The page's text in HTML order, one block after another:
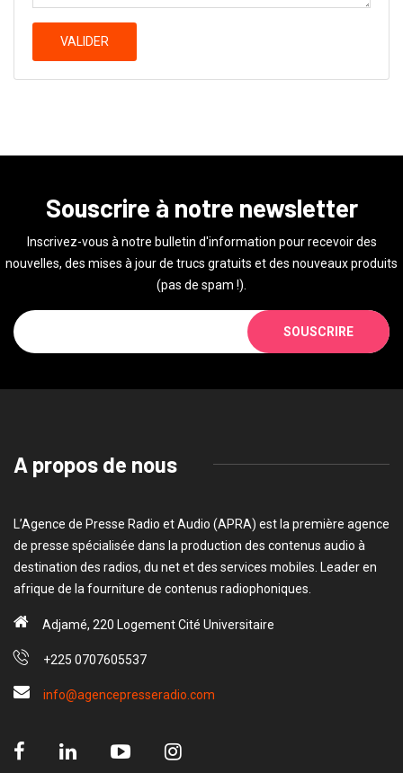
VALIDER
Souscrire à notre newsletter
Inscrivez-vous à notre bulletin d'information pour recevoir des
nouvelles, des mises à jour de trucs gratuits et des nouveaux produits
(pas de spam !).
SOUSCRIRE
A propos de nous
L’Agence de Presse Radio et Audio (APRA) est la première agence
de presse spécialisée dans la production des contenus audio à
destination des radios, du net et des services mobiles. Leader en
afrique de la fourniture de contenus radiophoniques.
Adjamé, 220 Logement Cité Universitaire
+225 0707605537
info@agencepresseradio.com